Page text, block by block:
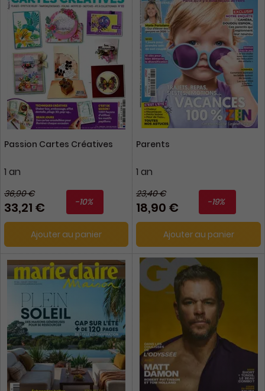
Passion Cartes Créatives
1 an
36,90 €
33,21 € -10%
Ajouter au panier
Parents
1 an
23,40 €
18,90 € -19%
Ajouter au panier